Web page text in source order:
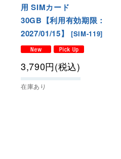
用 SIMカード
30GB【利用有効期限：
2027/01/15】
[SIM-119]
3,790円(税込)
在庫あり